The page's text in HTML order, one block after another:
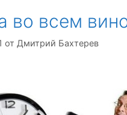
во всем
от Дмитрий Бахтерев